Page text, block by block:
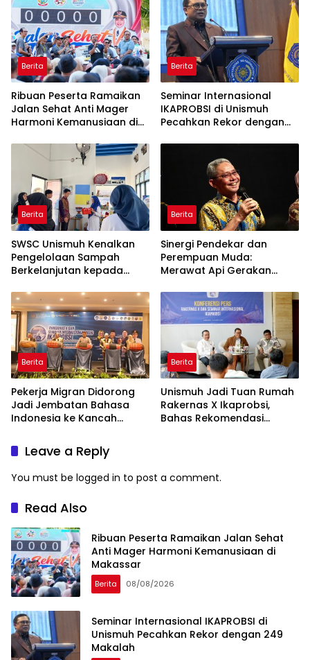
Berita
Ribuan Peserta Ramaikan
Jalan Sehat Anti Mager
Harmoni Kemanusiaan di
Berita
Seminar Internasional
IKAPROBSI di Unismuh
Pecahkan Rekor dengan
Berita
SWSC Unismuh Kenalkan
Pengelolaan Sampah
Berkelanjutan kepada
Visit
Berita
Sinergi Pendekar dan
Perempuan Muda:
Merawat Api Gerakan
Berita
Pekerja Migran Didorong
Jadi Jembatan Bahasa
Indonesia ke Kancah
Berita
Unismuh Jadi Tuan Rumah
Rakernas X Ikaprobsi,
Bahas Rekomendasi
Leave a Reply
You must be logged in to post a comment.
Read Also
Ribuan Peserta Ramaikan Jalan Sehat
Anti Mager Harmoni Kemanusiaan di
Makassar
Berita 08/08/2026
Seminar Internasional IKAPROBSI di
Unismuh Pecahkan Rekor dengan 249
Makalah